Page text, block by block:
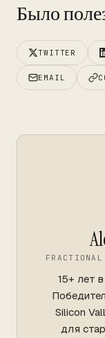
Было
TWITTER
EMAIL
15+ лет
Silicon
для